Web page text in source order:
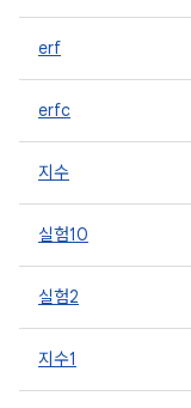
erf
erfc
지수
실험10
실험2
지수1